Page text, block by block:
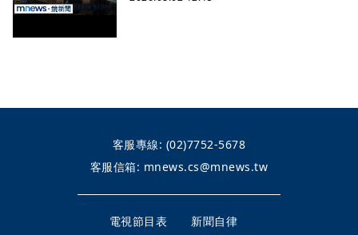
客服專線: (02)7752-5678
客服信箱: mnews.cs@mnews.tw
電視節目表
新聞自律